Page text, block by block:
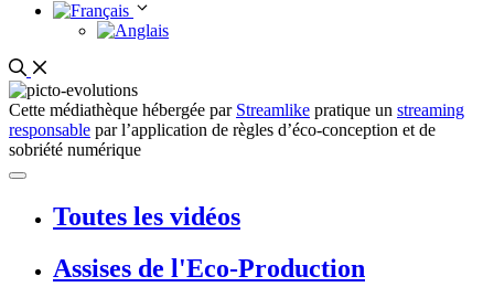
Cette médiathèque hébergée par Streamlike pratique un streaming
responsable par l’application de règles d’éco-conception et de
sobriété numérique
Toutes les vidéos
Assises de l'Eco-Production